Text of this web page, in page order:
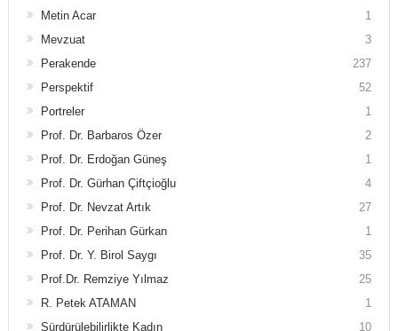
Metin Acar
1
Mevzuat
3
Perakende
237
Perspektif
52
Portreler
1
Prof. Dr. Barbaros Özer
2
Prof. Dr. Erdoğan Güneş
1
Prof. Dr. Gürhan Çiftçioğlu
4
Prof. Dr. Nevzat Artık
27
Prof. Dr. Perihan Gürkan
1
Prof. Dr. Y. Birol Saygı
35
Prof.Dr. Remziye Yılmaz
25
R. Petek ATAMAN
1
Sürdürülebilirlikte Kadın
10